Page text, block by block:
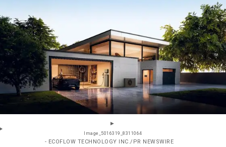
Image_5016319_8311064
- ECOFLOW TECHNOLOGY INC./PR NEWSWIRE